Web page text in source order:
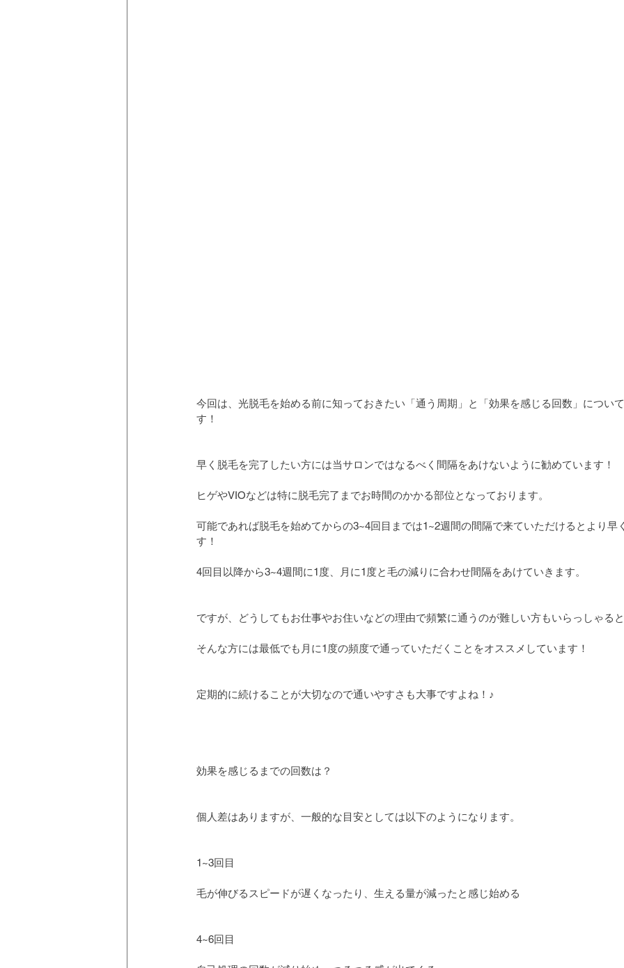
今回は、光脱毛を始める前に知っておきたい「通う周期」と「効果を感じる回数」につい
す！
早く脱毛を完了したい方には当サロンではなるべく間隔をあけないように勧めています！
ヒゲやVIOなどは特に脱毛完了までお時間のかかる部位となっております。
可能であれば脱毛を始めてからの3~4回目までは1~2週間の間隔で来ていただけるとより早
す！
4回目以降から3~4週間に1度、月に1度と毛の減りに合わせ間隔をあけていきます。
ですが、どうしてもお仕事やお住いなどの理由で頻繁に通うのが難しい方もいらっしゃると
そんな方には最低でも月に1度の頻度で通っていただくことをオススメしています！
定期的に続けることが大切なので通いやすさも大事ですよね！♪
効果を感じるまでの回数は？
個人差はありますが、一般的な目安としては以下のようになります。
1~3回目
毛が伸びるスピードが遅くなったり、生える量が減ったと感じ始める
4~6回目